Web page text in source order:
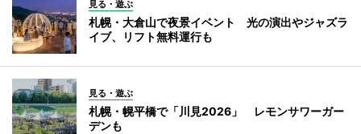
見る・遊ぶ
札幌・大倉山で夜景イベント 光の演出やジャズラ
イブ、リフト無料運行も
見る・遊ぶ
札幌・幌平橋で「川見2026」 レモンサワーガー
デンも